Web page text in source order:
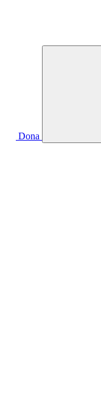
Dona